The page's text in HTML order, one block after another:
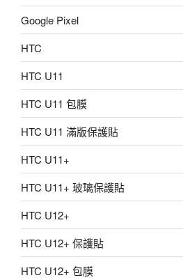
Google Pixel
HTC
HTC U11
HTC U11 包膜
HTC U11 滿版保護貼
HTC U11+
HTC U11+ 玻璃保護貼
HTC U12+
HTC U12+ 保護貼
HTC U12+ 包膜